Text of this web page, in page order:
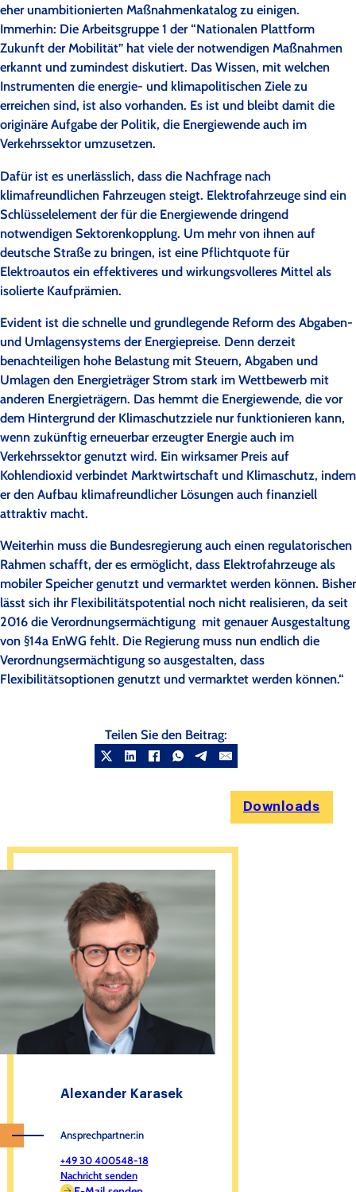
eher unambitionierten Maßnahmenkatalog zu einigen.
Immerhin: Die Arbeitsgruppe 1 der “Nationalen Plattform
Zukunft der Mobilität” hat viele der notwendigen Maßnahmen
erkannt und zumindest diskutiert. Das Wissen, mit welchen
Instrumenten die energie- und klimapolitischen Ziele zu
erreichen sind, ist also vorhanden. Es ist und bleibt damit die
originäre Aufgabe der Politik, die Energiewende auch im
Verkehrssektor umzusetzen.
Dafür ist es unerlässlich, dass die Nachfrage nach
klimafreundlichen Fahrzeugen steigt. Elektrofahrzeuge sind ein
Schlüsselelement der für die Energiewende dringend
notwendigen Sektorenkopplung. Um mehr von ihnen auf
deutsche Straße zu bringen, ist eine Pflichtquote für
Elektroautos ein effektiveres und wirkungsvolleres Mittel als
isolierte Kaufprämien.
Evident ist die schnelle und grundlegende Reform des Abgaben-
und Umlagensystems der Energiepreise. Denn derzeit
benachteiligen hohe Belastung mit Steuern, Abgaben und
Umlagen den Energieträger Strom stark im Wettbewerb mit
anderen Energieträgern. Das hemmt die Energiewende, die vor
dem Hintergrund der Klimaschutzziele nur funktionieren kann,
wenn zukünftig erneuerbar erzeugter Energie auch im
Verkehrssektor genutzt wird. Ein wirksamer Preis auf
Kohlendioxid verbindet Marktwirtschaft und Klimaschutz, indem
er den Aufbau klimafreundlicher Lösungen auch finanziell
attraktiv macht.
Weiterhin muss die Bundesregierung auch einen regulatorischen
Rahmen schafft, der es ermöglicht, dass Elektrofahrzeuge als
mobiler Speicher genutzt und vermarktet werden können. Bisher
lässt sich ihr Flexibilitätspotential noch nicht realisieren, da seit
2016 die Verordnungsermächtigung mit genauer Ausgestaltung
von §14a EnWG fehlt. Die Regierung muss nun endlich die
Verordnungsermächtigung so ausgestalten, dass
Flexibilitätsoptionen genutzt und vermarktet werden können.“
Teilen Sie den Beitrag:
Downloads
Alexander Karasek
Ansprechpartner:in
+49 30 400548-18
Nachricht senden